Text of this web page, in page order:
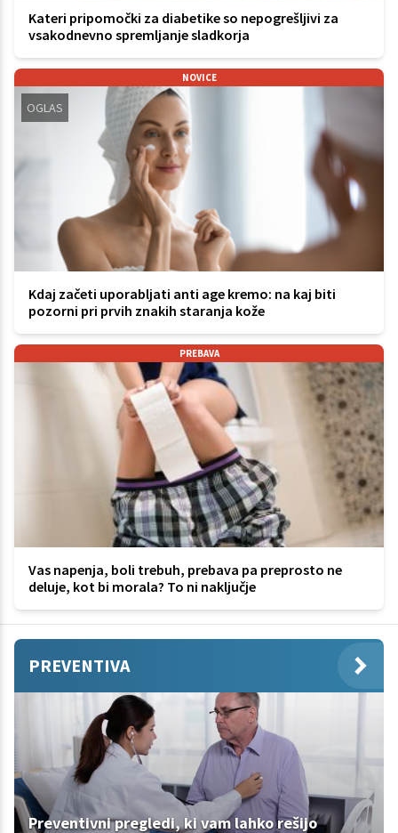
Kateri pripomočki za diabetike so nepogrešljivi za
vsakodnevno spremljanje sladkorja
NOVICE
OGLAS
Kdaj začeti uporabljati anti age kremo: na kaj biti
pozorni pri prvih znakih staranja kože
PREBAVA
Vas napenja, boli trebuh, prebava pa preprosto ne
deluje, kot bi morala? To ni naključje
PREVENTIVA
Preventivni pregledi, ki vam lahko rešijo